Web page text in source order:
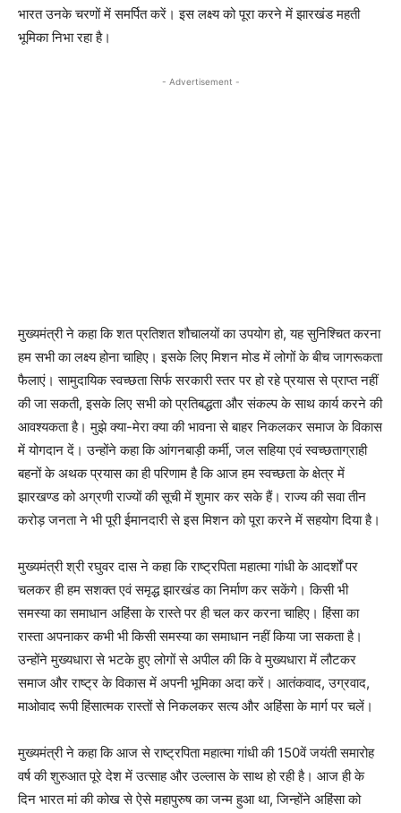
भारत उनके चरणों में समर्पित करें। इस लक्ष्य को पूरा करने में झारखंड महती
भूमिका निभा रहा है।
- Advertisement -
मुख्यमंत्री ने कहा कि शत प्रतिशत शौचालयों का उपयोग हो, यह सुनिश्चित करना
हम सभी का लक्ष्य होना चाहिए। इसके लिए मिशन मोड में लोगों के बीच जागरूकता
फैलाएं। सामुदायिक स्वच्छता सिर्फ सरकारी स्तर पर हो रहे प्रयास से प्राप्त नहीं
की जा सकती, इसके लिए सभी को प्रतिबद्धता और संकल्प के साथ कार्य करने की
आवश्यकता है। मुझे क्या-मेरा क्या की भावना से बाहर निकलकर समाज के विकास
में योगदान दें। उन्होंने कहा कि आंगनबाड़ी कर्मी, जल सहिया एवं स्वच्छताग्राही
बहनों के अथक प्रयास का ही परिणाम है कि आज हम स्वच्छता के क्षेत्र में
झारखण्ड को अग्रणी राज्यों की सूची में शुमार कर सके हैं। राज्य की सवा तीन
करोड़ जनता ने भी पूरी ईमानदारी से इस मिशन को पूरा करने में सहयोग दिया है।
मुख्यमंत्री श्री रघुवर दास ने कहा कि राष्ट्रपिता महात्मा गांधी के आदर्शों पर
चलकर ही हम सशक्त एवं समृद्ध झारखंड का निर्माण कर सकेंगे। किसी भी
समस्या का समाधान अहिंसा के रास्ते पर ही चल कर करना चाहिए। हिंसा का
रास्ता अपनाकर कभी भी किसी समस्या का समाधान नहीं किया जा सकता है।
उन्होंने मुख्यधारा से भटके हुए लोगों से अपील की कि वे मुख्यधारा में लौटकर
समाज और राष्ट्र के विकास में अपनी भूमिका अदा करें। आतंकवाद, उग्रवाद,
माओवाद रूपी हिंसात्मक रास्तों से निकलकर सत्य और अहिंसा के मार्ग पर चलें।
मुख्यमंत्री ने कहा कि आज से राष्ट्रपिता महात्मा गांधी की 150वें जयंती समारोह
वर्ष की शुरुआत पूरे देश में उत्साह और उल्लास के साथ हो रही है। आज ही के
दिन भारत मां की कोख से ऐसे महापुरुष का जन्म हुआ था, जिन्होंने अहिंसा को